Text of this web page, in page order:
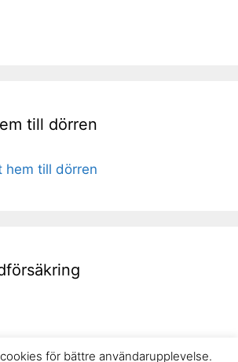
till dörren
för bättre användarupplevelse.